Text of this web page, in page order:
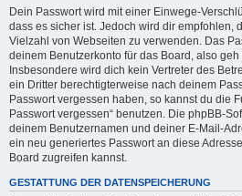
Dein Passwort wird mit einer Einwege-
dass es sicher ist. Jedoch wird dir empfohlen,
Vielzahl von Webseiten zu verwenden. Das
deinem Benutzerkonto für das Board, also
Insbesondere wird dich kein Vertreter des
ein Dritter berechtigterweise nach deinem
Passwort vergessen haben, so kannst du die
Passwort vergessen“ benutzen. Die phpBB-
deinem Benutzernamen und deiner E-Mail-
ein neu generiertes Passwort an diese
Board zugreifen kannst.
GESTATTUNG DER DATENSPEICHERUNG